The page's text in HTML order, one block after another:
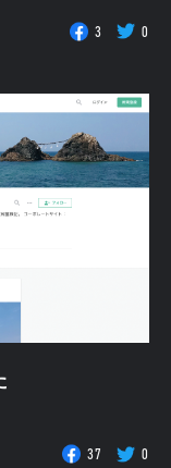
3 0
37 0